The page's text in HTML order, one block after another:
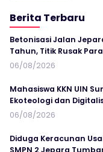
Berita Terbaru
Betonisasi Jalan
Tahun, Titik Rusak
06/08/2026
Mahasiswa KKN UIN
Ekoteologi dan
06/08/2026
Diduga Keracunan
SMPN 2 Jepara